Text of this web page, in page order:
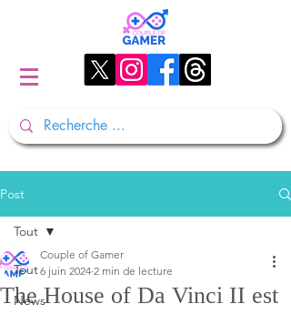
Post
Tout
News
Tout
The House of Da Vinci II est
Couple of Gamer
6 juin 2024 2 min de lecture